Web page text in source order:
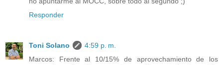
Responder
Toni Solano
4:59 p. m.
Marcos: Frente al 10/15% de aprovechamiento de los